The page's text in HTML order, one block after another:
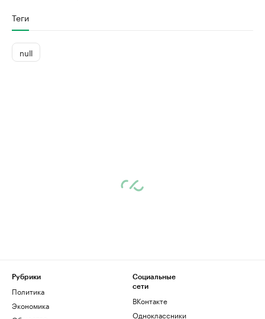
Теги
null
Рубрики
Политика
Экономика
Социальные
сети
ВКонтакте
Одноклассники